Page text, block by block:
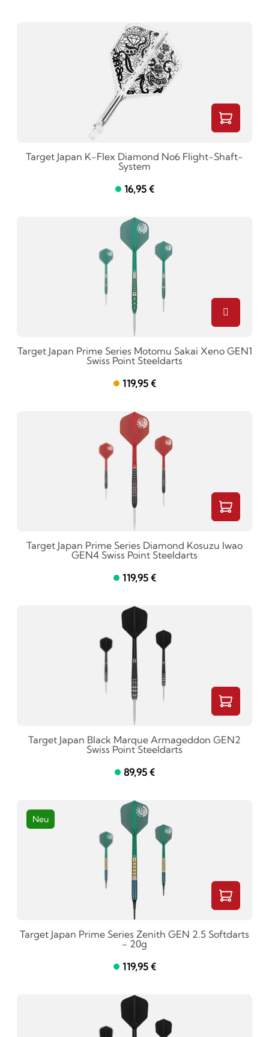
Target Japan K-Flex Diamond No6 Flight-Shaft-
System
16,95 €
Target Japan Prime Series Motomu Sakai Xeno GEN1
Swiss Point Steeldarts
119,95 €
Target Japan Prime Series Diamond Kosuzu Iwao
GEN4 Swiss Point Steeldarts
119,95 €
Target Japan Black Marque Armageddon GEN2
Swiss Point Steeldarts
89,95 €
Neu
Target Japan Prime Series Zenith GEN 2.5 Softdarts
- 20g
119,95 €